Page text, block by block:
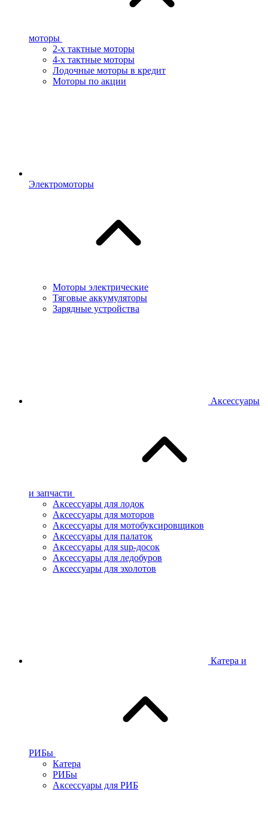
моторы
2-х тактные моторы
4-х тактные моторы
Лодочные моторы в кредит
Моторы по акции
Электромоторы
Моторы электрические
Тяговые аккумуляторы
Зарядные устройства
Аксессуары
и запчасти
Аксессуары для лодок
Аксессуары для моторов
Аксессуары для мотобуксировщиков
Аксессуары для палаток
Аксессуары для sup-досок
Аксессуары для ледобуров
Аксессуары для эхолотов
Катера и
РИБы
Катера
РИБы
Аксессуары для РИБ